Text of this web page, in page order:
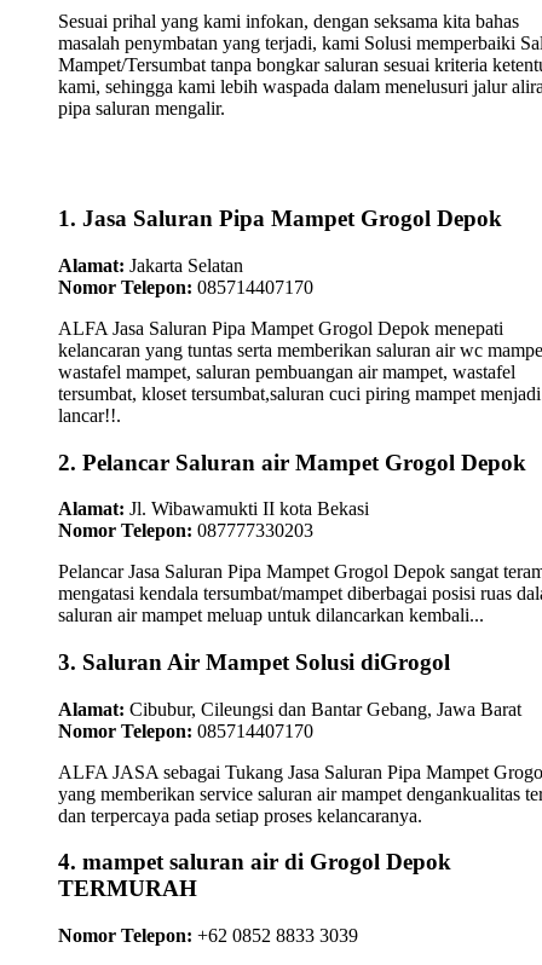
Sesuai prihal yang kami infokan, dengan seksama kita bahas
masalah penymbatan yang terjadi, kami Solusi memperbaiki
Mampet/Tersumbat tanpa bongkar saluran sesuai kriteria
kami, sehingga kami lebih waspada dalam menelusuri jalur
pipa saluran mengalir.
1. Jasa Saluran Pipa Mampet Grogol Depok
Alamat: Jakarta Selatan
Nomor Telepon: 085714407170
ALFA Jasa Saluran Pipa Mampet Grogol Depok menepati
kelancaran yang tuntas serta memberikan saluran air wc
wastafel mampet, saluran pembuangan air mampet, wastafel
tersumbat, kloset tersumbat,saluran cuci piring mampet menjadi
lancar!!.
2. Pelancar Saluran air Mampet Grogol Depok
Alamat: Jl. Wibawamukti II kota Bekasi
Nomor Telepon: 087777330203
Pelancar Jasa Saluran Pipa Mampet Grogol Depok sangat
mengatasi kendala tersumbat/mampet diberbagai posisi ruas
saluran air mampet meluap untuk dilancarkan kembali...
3. Saluran Air Mampet Solusi diGrogol
Alamat: Cibubur, Cileungsi dan Bantar Gebang, Jawa Barat
Nomor Telepon: 085714407170
ALFA JASA sebagai Tukang Jasa Saluran Pipa Mampet
yang memberikan service saluran air mampet dengankualitas
dan terpercaya pada setiap proses kelancaranya.
4. mampet saluran air di Grogol Depok
TERMURAH
Nomor Telepon: +62 0852 8833 3039